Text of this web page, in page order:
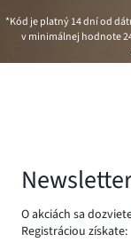
*Kód je platný 14 dní od
v minimálnej hodnote
O akciách sa
Registráciou získate: